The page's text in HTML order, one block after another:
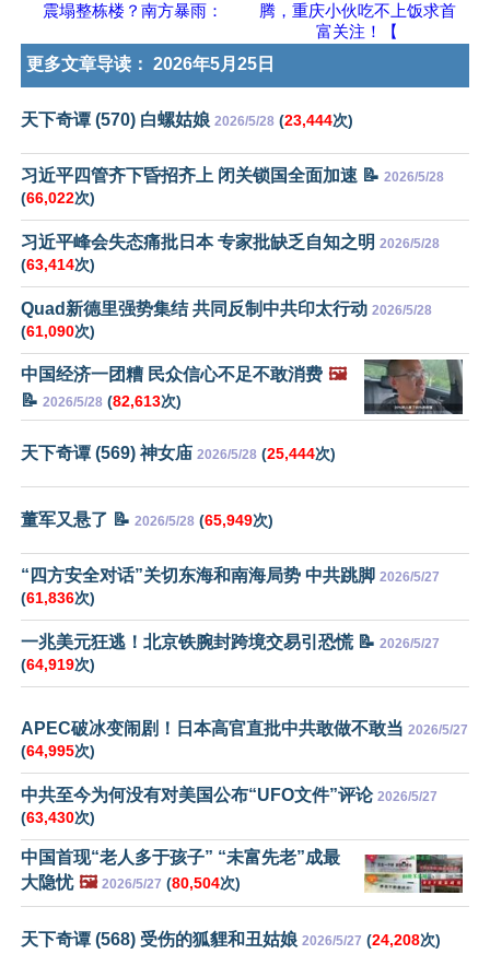
震塌整栋楼？南方暴雨：
腾，重庆小伙吃不上饭求首
富关注！【
更多文章导读： 2026年5月25日
天下奇谭 (570) 白螺姑娘 2026/5/28 (23,444次)
习近平四管齐下昏招齐上 闭关锁国全面加速 📝 2026/5/28
(66,022次)
习近平峰会失态痛批日本 专家批缺乏自知之明 2026/5/28
(63,414次)
Quad新德里强势集结 共同反制中共印太行动 2026/5/28
(61,090次)
中国经济一团糟 民众信心不足不敢消费 🖼️
📝 2026/5/28 (82,613次)
天下奇谭 (569) 神女庙 2026/5/28 (25,444次)
董军又悬了 📝 2026/5/28 (65,949次)
“四方安全对话”关切东海和南海局势 中共跳脚 2026/5/27
(61,836次)
一兆美元狂逃！北京铁腕封跨境交易引恐慌 📝 2026/5/27
(64,919次)
APEC破冰变闹剧！日本高官直批中共敢做不敢当 2026/5/27
(64,995次)
中共至今为何没有对美国公布“UFO文件”评论 2026/5/27
(63,430次)
中国首现“老人多于孩子” “未富先老”成最
大隐忧 🖼️ 2026/5/27 (80,504次)
天下奇谭 (568) 受伤的狐貍和丑姑娘 2026/5/27 (24,208次)